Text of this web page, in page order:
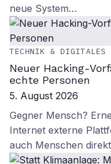
neue System…
TECHNIK & DIGITALES
Neuer Hacking-
echte Personen
5. August 2026
Gegner Mensch?
Internet externe
auch Menschen